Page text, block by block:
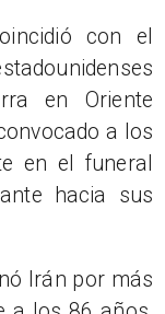
con el
en Oriente
a los
en el funeral
hacia sus
Irán por más